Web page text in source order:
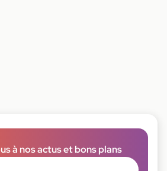
à nos actus et bons plans